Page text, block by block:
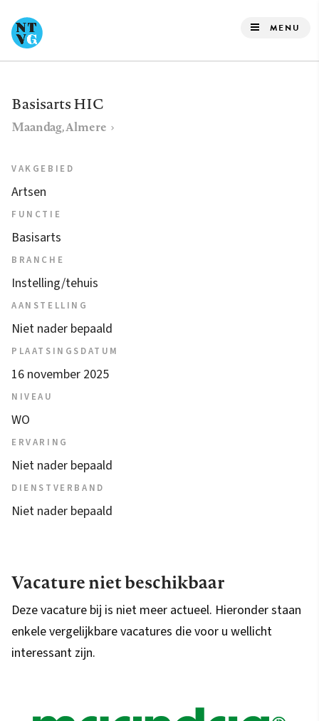
naar
de
gaan
MENU
Basisarts HIC
Maandag, Almere
VAKGEBIED
Artsen
FUNCTIE
Basisarts
BRANCHE
Instelling/tehuis
AANSTELLING
Niet nader bepaald
PLAATSINGSDATUM
16 november 2025
NIVEAU
WO
ERVARING
Niet nader bepaald
DIENSTVERBAND
Niet nader bepaald
Vacature niet beschikbaar
Deze vacature bij is niet meer actueel. Hieronder staan
enkele vergelijkbare vacatures die voor u wellicht
interessant zijn.